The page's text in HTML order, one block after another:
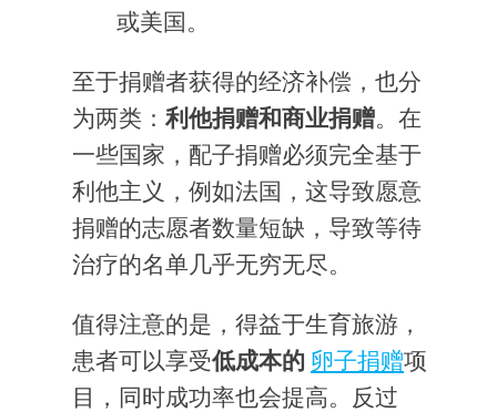
或美国。
至于捐赠者获得的经济补偿，也分
为两类： 利他捐赠和商业捐赠。在
一些国家，配子捐赠必须完全基于
利他主义，例如法国，这导致愿意
捐赠的志愿者数量短缺，导致等待
治疗的名单几乎无穷无尽。
值得注意的是，得益于生育旅游，
患者可以享受低成本的 卵子捐赠项
目，同时成功率也会提高。反过